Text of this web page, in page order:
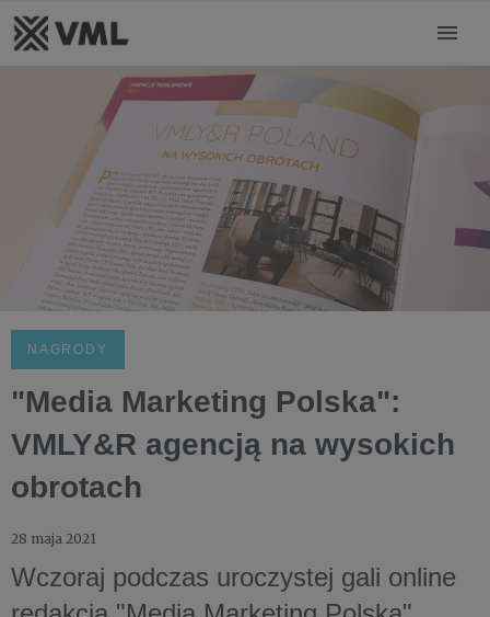
NAGRODY
"Media Marketing Polska":
VMLY&R agencją na wysokich
obrotach
28 maja 2021
Wczoraj podczas uroczystej gali online